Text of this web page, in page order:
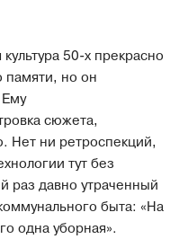
50-х прекрасно
памяти, но он
сюжета,
Нет ни ретроспекций,
тут без
раз давно утраченный
быта: «На
одна уборная».